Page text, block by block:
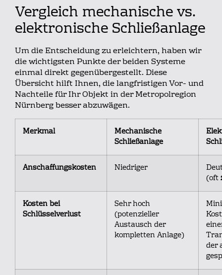
Vergleich mechanische vs.
elektronische Schließanlage
Um die Entscheidung zu erleichtern, haben wir
die wichtigsten Punkte der beiden Systeme
einmal direkt gegenübergestellt. Diese
Übersicht hilft Ihnen, die langfristigen Vor- und
Nachteile für Ihr Objekt in der Metropolregion
Nürnberg besser abzuwägen.
Merkmal
Mechanische
Schließanlage
Anschaffungskosten Niedriger
(oft
Kosten bei
Schlüsselverlust
Sehr hoch
(potenzieller
Austausch der
kompletten Anlage)
der